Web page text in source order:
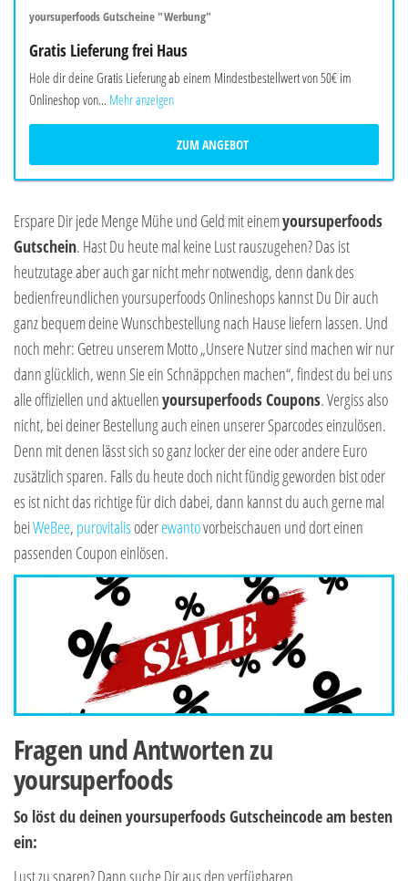
yoursuperfoods Gutscheine "Werbung"
Gratis Lieferung frei Haus
Hole dir deine Gratis Lieferung ab einem Mindestbestellwert von 50€ im
Onlineshop von... Mehr anzeigen
ZUM ANGEBOT
Erspare Dir jede Menge Mühe und Geld mit einemyoursuperfoods
Gutschein. Hast Du heute mal keine Lust rauszugehen? Das ist
heutzutage aber auch gar nicht mehr notwendig, denn dank des
bedienfreundlichen yoursuperfoods Onlineshops kannst Du Dir auch
ganz bequem deine Wunschbestellung nach Hause liefern lassen. Und
noch mehr: Getreu unserem Motto „Unsere Nutzer sind machen wir nur
dann glücklich, wenn Sie ein Schnäppchen machen“, findest du bei uns
alle offiziellen und aktuellenyoursuperfoods Coupons. Vergiss also
nicht, bei deiner Bestellung auch einen unserer Sparcodes einzulösen.
Denn mit denen lässt sich so ganz locker der eine oder andere Euro
zusätzlich sparen. Falls du heute doch nicht fündig geworden bist oder
es ist nicht das richtige für dich dabei, dann kannst du auch gerne mal
beiWeBee, purovitalisoderewantovorbeischauen und dort einen
passenden Coupon einlösen.
Fragen und Antworten zu
yoursuperfoods
So löst du deinen yoursuperfoods Gutscheincode am besten
ein:
Lust zu sparen? Dann suche Dir aus den verfügbaren